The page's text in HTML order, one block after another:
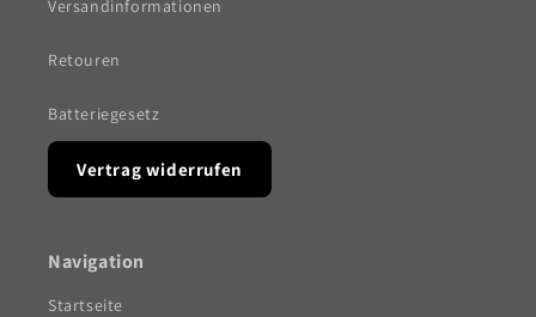
Versandinformationen
Retouren
Batteriegesetz
Vertrag widerrufen
Navigation
Startseite